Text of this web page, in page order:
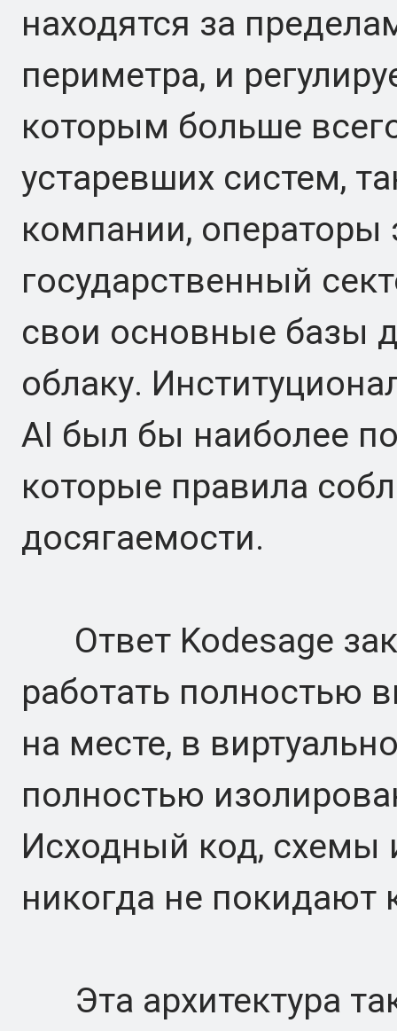
находятся за
периметра, и
которым больше
устаревших систем,
компании, операторы
государственный
свои основные базы
облаку.
AI был бы наиболее
которые правила
досягаемости.
Ответ Kodesage
работать полностью
на месте, в
полностью
Исходный код, схемы
никогда не покидают
Эта архитектура